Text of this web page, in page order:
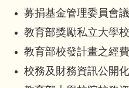
募捐基金管理委員會
教育部獎勵私立大學
教育部校發計畫之經
校務及財務資訊公開